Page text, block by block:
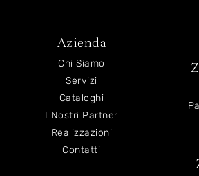
Azienda
Chi Siamo
Servizi
Cataloghi
I Nostri Partner
Realizzazioni
Contatti